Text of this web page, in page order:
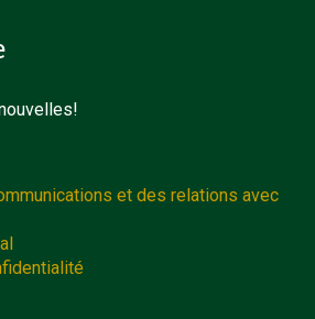
et des relations avec